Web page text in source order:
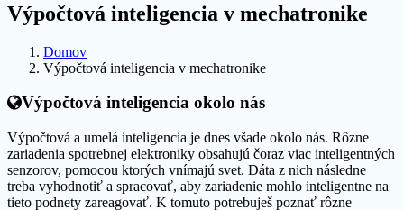
Výpočtová inteligencia v mechatronike
Domov
Výpočtová inteligencia v mechatronike
Výpočtová inteligencia okolo nás
Výpočtová a umelá inteligencia je dnes všade okolo nás. Rôzne
zariadenia spotrebnej elektroniky obsahujú čoraz viac inteligentných
senzorov, pomocou ktorých vnímajú svet. Dáta z nich následne
treba vyhodnotiť a spracovať, aby zariadenie mohlo inteligentne na
tieto podnety zareagovať. K tomuto potrebuješ poznať rôzne